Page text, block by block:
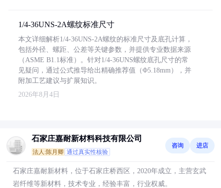
1/4-36UNS-2A螺纹标准尺寸
本文详细解析1/4-36UNS-2A螺纹的标准尺寸及底孔计算，
包括外径、螺距、公差等关键参数，并提供专业数据来源
（ASME B1.1标准）。针对1/4-36UNS螺纹底孔尺寸的常
见疑问，通过公式推导给出精确推荐值（Φ5.18mm），并
附加工艺建议与扩展知识。
2026年8月4日
石家庄嘉耐新材料科技有限公司
法人:陈月卿 通过真实性核验
咨询 进店
石家庄嘉耐新材料，位于石家庄桥西区，2020年成立，主营玄武
岩纤维等新材料，技术专业，经验丰富，行业权威。